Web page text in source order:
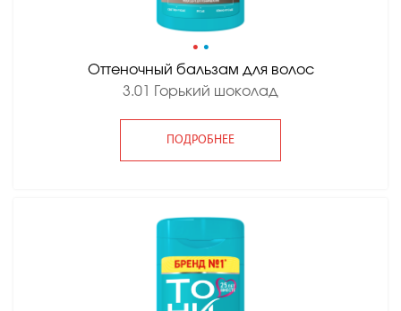
• •
Оттеночный бальзам для волос
3.01 Горький шоколад
ПОДРОБНЕЕ